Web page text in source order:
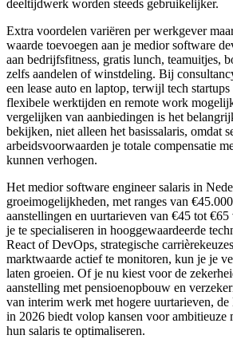
deeltijdwerk worden steeds gebruikelijker.
Extra voordelen variëren per werkgever
waarde toevoegen aan je medior software
aan bedrijfsfitness, gratis lunch, teamuitjes,
zelfs aandelen of winstdeling. Bij
een lease auto en laptop, terwijl tech
flexibele werktijden en remote work
vergelijken van aanbiedingen is het
bekijken, niet alleen het basissalaris, omdat
arbeidsvoorwaarden je totale compensatie
kunnen verhogen.
Het medior software engineer salaris in
groeimogelijkheden, met ranges van
aanstellingen en uurtarieven van €45 tot
je te specialiseren in hooggewaardeerde
React of DevOps, strategische
marktwaarde actief te monitoren, kun je je
laten groeien. Of je nu kiest voor de
aanstelling met pensioenopbouw en
van interim werk met hogere uurtarieven, de
in 2026 biedt volop kansen voor ambitieuze
hun salaris te optimaliseren.